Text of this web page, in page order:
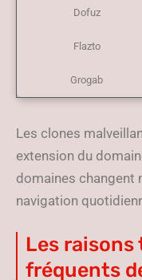
Dofuz
Flazto
Grogab
Les clones
extension du
domaines changent
navigation
Les
fréquents